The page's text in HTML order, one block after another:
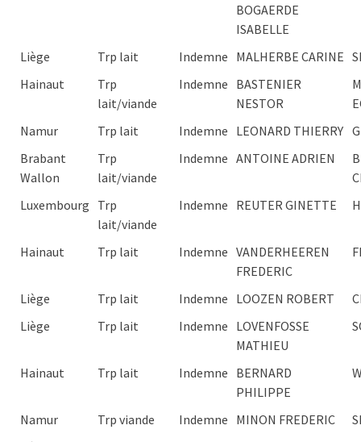
BOGAERDE
ISABELLE
Liège Trp lait Indemne MALHERBE CARINE
Hainaut
Trp
lait/viande
Indemne BASTENIER
NESTOR
Namur
Trp lait Indemne LEONARD THIERRY
Brabant
Wallon
Trp
lait/viande
Indemne ANTOINE ADRIEN
Luxembourg Trp
lait/viande
Indemne REUTER GINETTE
Hainaut Trp lait Indemne VANDERHEEREN
FREDERIC
Liège Trp lait Indemne LOOZEN ROBERT
Liège
Trp lait Indemne LOVENFOSSE
MATHIEU
Hainaut Trp lait Indemne BERNARD
PHILIPPE
Namur Trp viande Indemne MINON FREDERIC